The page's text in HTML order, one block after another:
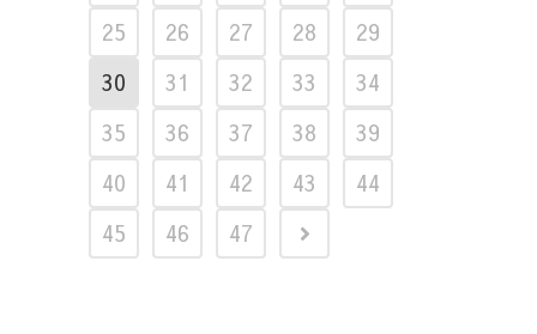
25
26 27 28
29
30
31 32 33
34
35
36 37 38
39
40
41 42 43
44
45
46 47